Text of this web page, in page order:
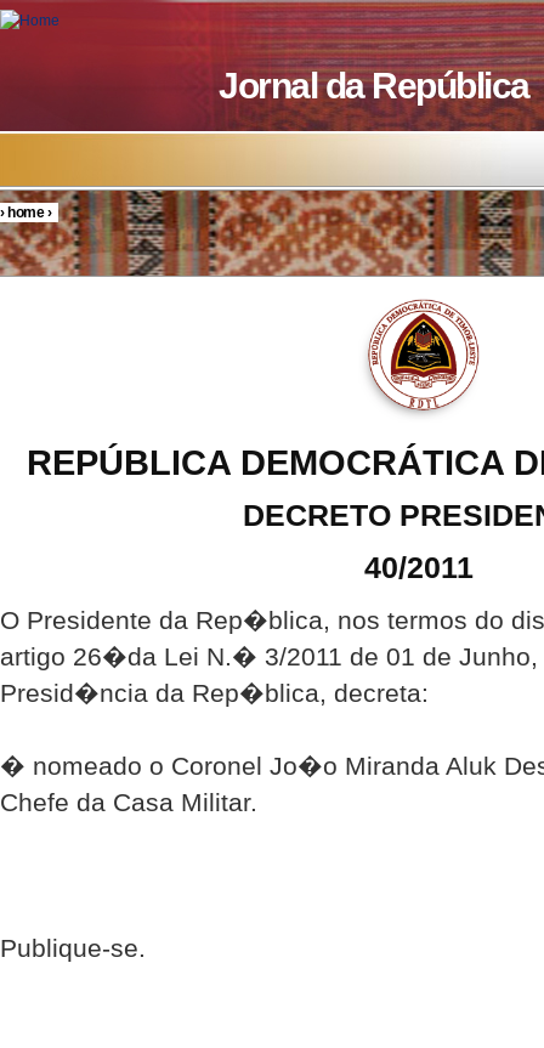
Skip to main content
Jornal da República
You are here
›home›
REPÚBLICA DEMOCRÁTICA
DECRETO
40/2011
O Presidente da Rep�blica, nos termos do
artigo 26�da Lei N.� 3/2011 de 01 de
Presid�ncia da Rep�blica, decreta:
� nomeado o Coronel Jo�o Miranda Aluk
Chefe da Casa Militar.
Publique-se.